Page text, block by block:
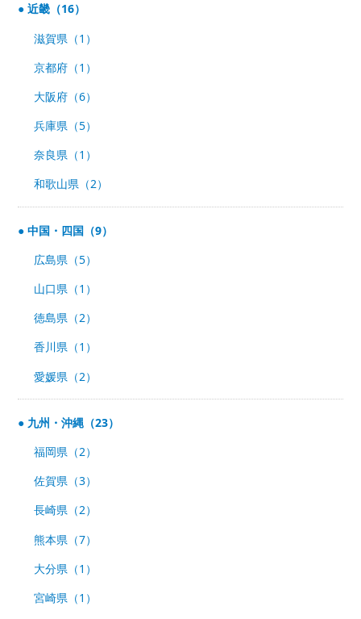
近畿（16）
滋賀県（1）
京都府（1）
大阪府（6）
兵庫県（5）
奈良県（1）
和歌山県（2）
中国・四国（9）
広島県（5）
山口県（1）
徳島県（2）
香川県（1）
愛媛県（2）
九州・沖縄（23）
福岡県（2）
佐賀県（3）
長崎県（2）
熊本県（7）
大分県（1）
宮崎県（1）